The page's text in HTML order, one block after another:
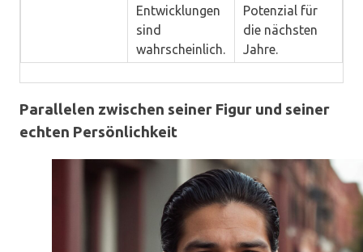
Entwicklungen
sind
wahrscheinlich.
Potenzial für
die nächsten
Jahre.
Parallelen zwischen seiner Figur und seiner
echten Persönlichkeit